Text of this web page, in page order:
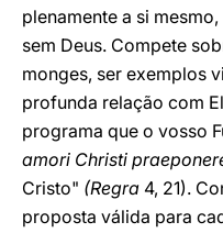
plenamente a si
sem Deus. Compete
monges, ser exemplos
profunda relação com
programa que o vosso
amori Christi
Cristo" (Regra 4, 21).
proposta válida para